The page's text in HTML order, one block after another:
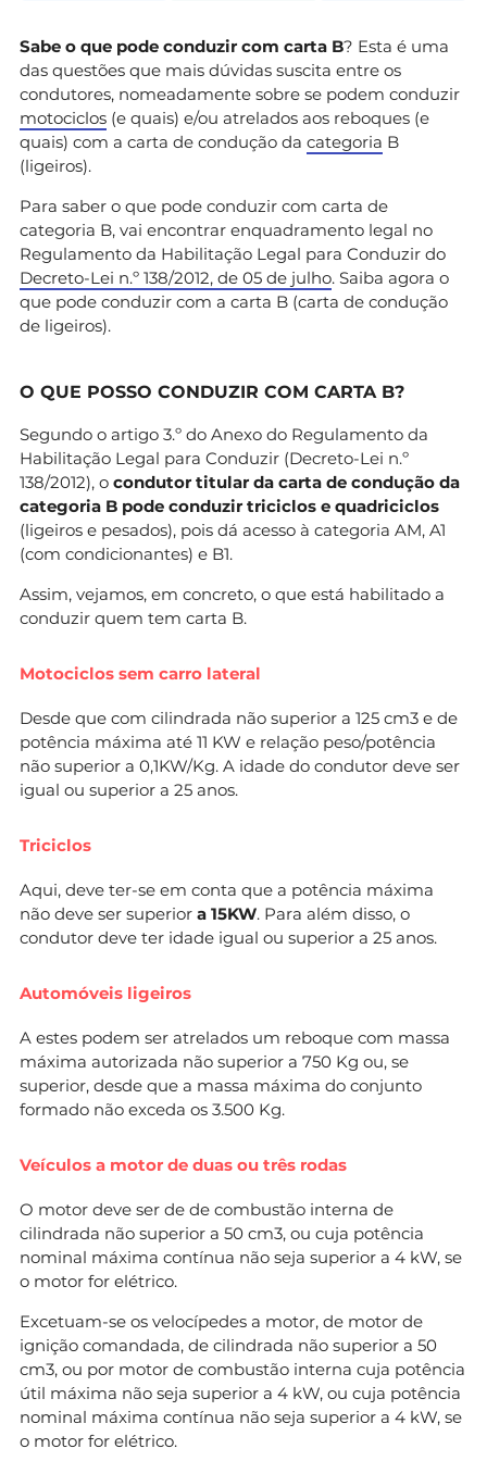
Sabe o que pode conduzir com carta B? Esta é uma
das questões que mais dúvidas suscita entre os
condutores, nomeadamente sobre se podem conduzir
motociclos (e quais) e/ou atrelados aos reboques (e
quais) com a carta de condução da categoria B
(ligeiros).
Para saber o que pode conduzir com carta de
categoria B, vai encontrar enquadramento legal no
Regulamento da Habilitação Legal para Conduzir do
Decreto-Lei n.º 138/2012, de 05 de julho. Saiba agora o
que pode conduzir com a carta B (carta de condução
de ligeiros).
O QUE POSSO CONDUZIR COM CARTA B?
Segundo o artigo 3.º do Anexo do Regulamento da
Habilitação Legal para Conduzir (Decreto-Lei n.º
138/2012), o condutor titular da carta de condução da
categoria B pode conduzir triciclos e quadriciclos
(ligeiros e pesados), pois dá acesso à categoria AM, A1
(com condicionantes) e B1.
Assim, vejamos, em concreto, o que está habilitado a
conduzir quem tem carta B.
Motociclos sem carro lateral
Desde que com cilindrada não superior a 125 cm3 e de
potência máxima até 11 KW e relação peso/potência
não superior a 0,1KW/Kg. A idade do condutor deve ser
igual ou superior a 25 anos.
Triciclos
Aqui, deve ter-se em conta que a potência máxima
não deve ser superior a 15KW. Para além disso, o
condutor deve ter idade igual ou superior a 25 anos.
Automóveis ligeiros
A estes podem ser atrelados um reboque com massa
máxima autorizada não superior a 750 Kg ou, se
superior, desde que a massa máxima do conjunto
formado não exceda os 3.500 Kg.
Veículos a motor de duas ou três rodas
O motor deve ser de de combustão interna de
cilindrada não superior a 50 cm3, ou cuja potência
nominal máxima contínua não seja superior a 4 kW, se
o motor for elétrico.
Excetuam-se os velocípedes a motor, de motor de
ignição comandada, de cilindrada não superior a 50
cm3, ou por motor de combustão interna cuja potência
útil máxima não seja superior a 4 kW, ou cuja potência
nominal máxima contínua não seja superior a 4 kW, se
o motor for elétrico.